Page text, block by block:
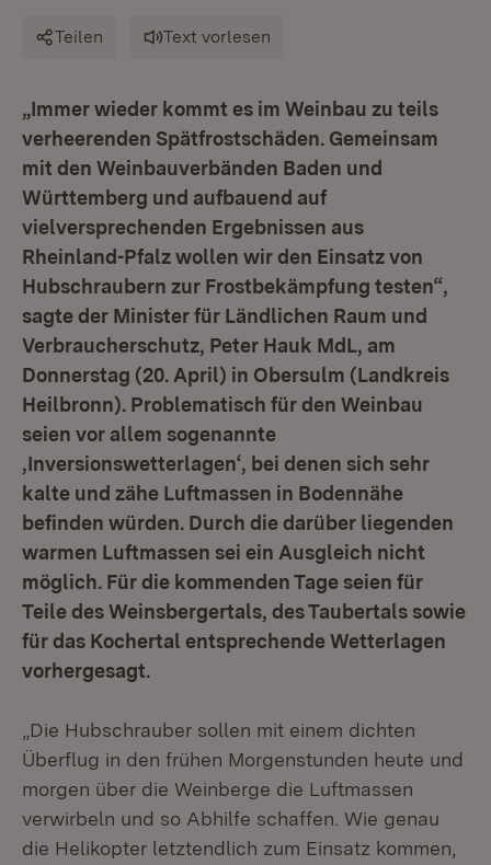
Teilen Text vorlesen
„Immer wieder kommt es im Weinbau zu teils
verheerenden Spätfrostschäden. Gemeinsam
mit den Weinbauverbänden Baden und
Württemberg und aufbauend auf
vielversprechenden Ergebnissen aus
Rheinland-Pfalz wollen wir den Einsatz von
Hubschraubern zur Frostbekämpfung testen“,
sagte der Minister für Ländlichen Raum und
Verbraucherschutz, Peter Hauk MdL, am
Donnerstag (20. April) in Obersulm (Landkreis
Heilbronn). Problematisch für den Weinbau
seien vor allem sogenannte
‚Inversionswetterlagen‘, bei denen sich sehr
kalte und zähe Luftmassen in Bodennähe
befinden würden. Durch die darüber liegenden
warmen Luftmassen sei ein Ausgleich nicht
möglich. Für die kommenden Tage seien für
Teile des Weinsbergertals, des Taubertals sowie
für das Kochertal entsprechende Wetterlagen
vorhergesagt.
„Die Hubschrauber sollen mit einem dichten
Überflug in den frühen Morgenstunden heute und
morgen über die Weinberge die Luftmassen
verwirbeln und so Abhilfe schaffen. Wie genau
die Helikopter letztendlich zum Einsatz kommen,